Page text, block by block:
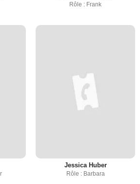
Rôle : Frank
Jessica Huber
Rôle : Barbara